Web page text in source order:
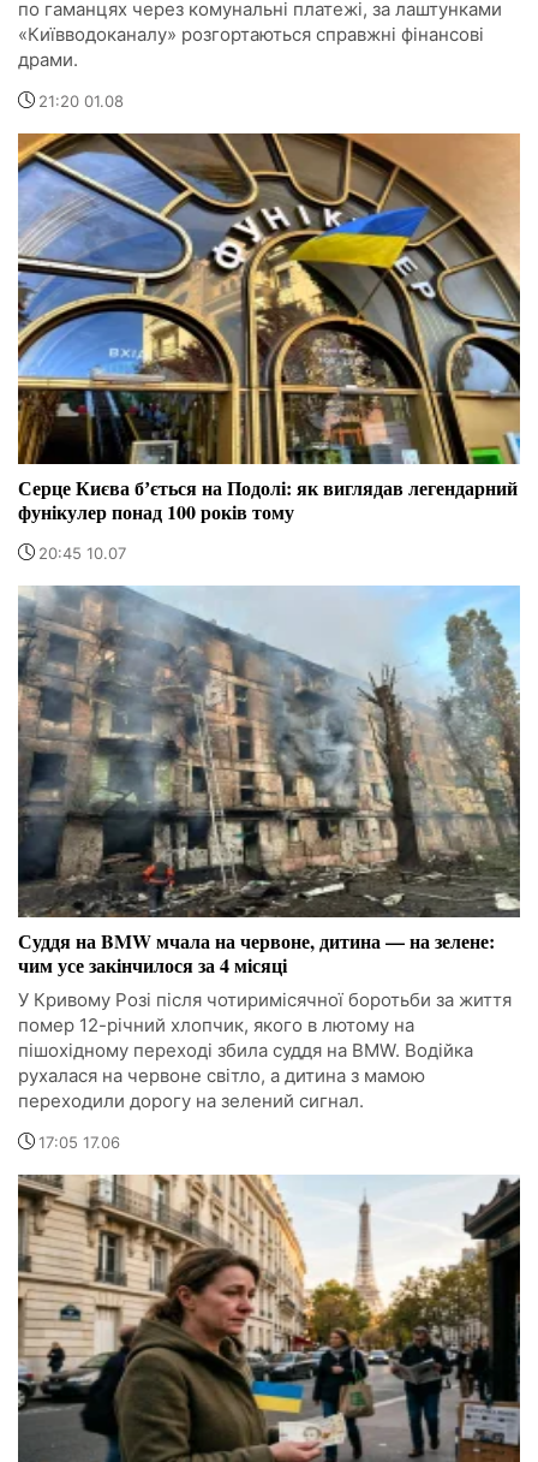
по гаманцях через комунальні платежі, за лаштунками
«Київводоканалу» розгортаються справжні фінансові
драми.
21:20 01.08
Серце Києва бʼється на Подолі: як виглядав легендарний
фунікулер понад 100 років тому
20:45 10.07
Суддя на BMW мчала на червоне, дитина — на зелене:
чим усе закінчилося за 4 місяці
У Кривому Розі після чотиримісячної боротьби за життя
помер 12-річний хлопчик, якого в лютому на
пішохідному переході збила суддя на BMW. Водійка
рухалася на червоне світло, а дитина з мамою
переходили дорогу на зелений сигнал.
17:05 17.06